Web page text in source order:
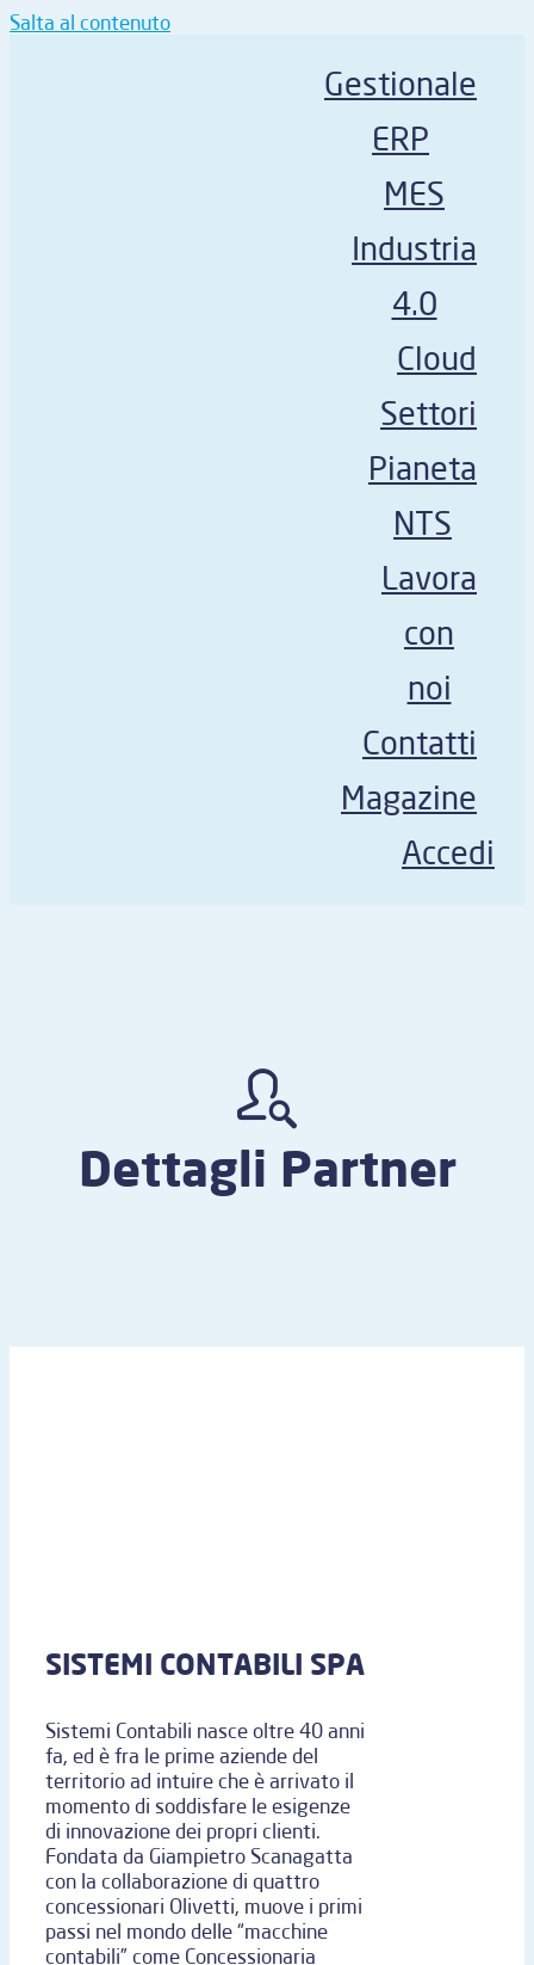
Salta al contenuto
Gestionale
ERP
MES
Industria
4.0
Cloud
Settori
Pianeta
NTS
Lavora
con
noi
Contatti
Magazine
Accedi
Dettagli Partner
SISTEMI CONTABILI SPA
Sistemi Contabili nasce oltre 40 anni
fa, ed è fra le prime aziende del
territorio ad intuire che è arrivato il
momento di soddisfare le esigenze
di innovazione dei propri clienti.
Fondata da Giampietro Scanagatta
con la collaborazione di quattro
concessionari Olivetti, muove i primi
passi nel mondo delle “macchine
contabili” come Concessionaria